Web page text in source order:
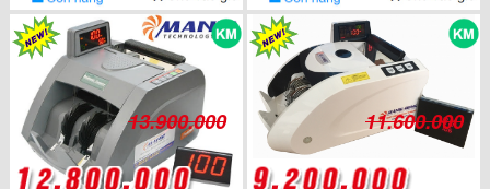
13.900.000 11.600.000